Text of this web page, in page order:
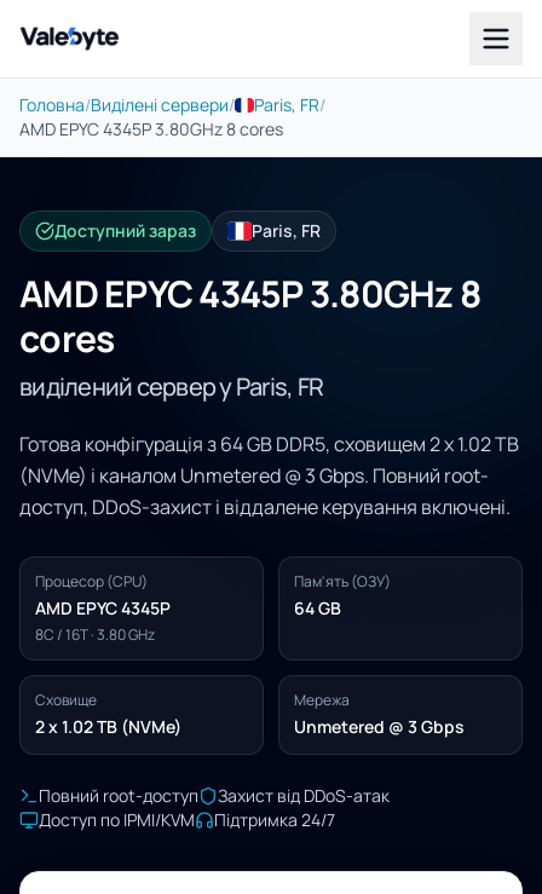
Valebyte
Головна/Виділені сервери/ Paris, FR/
AMD EPYC 4345P 3.80GHz 8 cores
Доступний зараз Paris, FR
AMD EPYC 4345P 3.80GHz 8
cores
виділений сервер у Paris, FR
Готова конфігурація з 64 GB DDR5, сховищем 2 x 1.02 TB
(NVMe) і каналом Unmetered @ 3 Gbps. Повний root-
доступ, DDoS-захист і віддалене керування включені.
Процесор (CPU)
AMD EPYC 4345P
8C / 16T · 3.80 GHz
Пам'ять (ОЗУ)
64 GB
Сховище
2 x 1.02 TB (NVMe)
Мережа
Unmetered @ 3 Gbps
Повний root-доступ
Захист від DDoS-атак
Доступ по IPMI/KVM
Підтримка 24/7